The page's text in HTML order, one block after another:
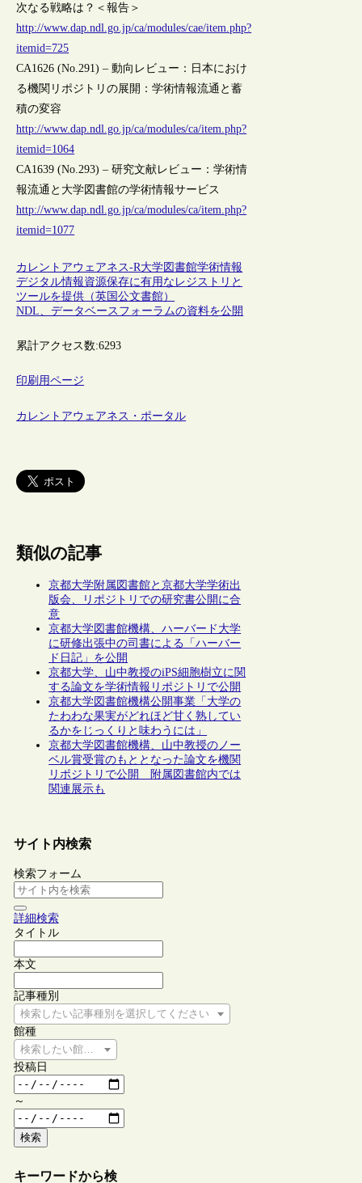
次なる戦略は？＜報告＞
http://www.dap.ndl.go.jp/ca/modules/cae/item.php?
itemid=725
CA1626 (No.291) – 動向レビュー：日本におけ
る機関リポジトリの展開：学術情報流通と蓄
積の変容
http://www.dap.ndl.go.jp/ca/modules/ca/item.php?
itemid=1064
CA1639 (No.293) – 研究文献レビュー：学術情
報流通と大学図書館の学術情報サービス
http://www.dap.ndl.go.jp/ca/modules/ca/item.php?
itemid=1077
カレントアウェアネス-R大学図書館学術情報
デジタル情報資源保存に有用なレジストリと
ツールを提供（英国公文書館）
NDL、データベースフォーラムの資料を公開
累計アクセス数:6293
印刷用ページ
カレントアウェアネス・ポータル
類似の記事
京都大学附属図書館と京都大学学術出
版会、リポジトリでの研究書公開に合
意
京都大学図書館機構、ハーバード大学
に研修出張中の司書による「ハーバー
ド日記」を公開
京都大学、山中教授のiPS細胞樹立に関
する論文を学術情報リポジトリで公開
京都大学図書館機構公開事業「大学の
たわわな果実がどれほど甘く熟してい
るかをじっくりと味わうには」
京都大学図書館機構、山中教授のノー
ベル賞受賞のもととなった論文を機関
リポジトリで公開 附属図書館内では
関連展示も
サイト内検索
検索フォーム
詳細検索
タイトル
本文
記事種別
検索したい記事種別を選択してください
館種
検索したい館種を選択してください
投稿日
～
検索
キーワードから検